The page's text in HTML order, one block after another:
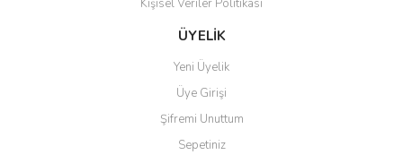
Kişisel Veriler Politikası
ÜYELİK
Yeni Üyelik
Üye Girişi
Şifremi Unuttum
Sepetiniz